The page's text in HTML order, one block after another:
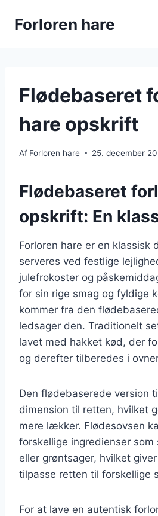
Forloren hare
Flødebaseret
hare opskrift
Af Forloren hare 25. december
Flødebaseret
opskrift: En
Forloren hare er en klassisk
serveres ved festlige
julefrokoster og
for sin rige smag og fyldige
kommer fra den
ledsager den. Traditionelt
lavet med hakket kød, der
og derefter tilberedes i
Den flødebaserede version
dimension til retten, hvilket
mere lækker. Flødesovsen
forskellige ingredienser som
eller grøntsager, hvilket
tilpasse retten til forskellige
For at lave en autentisk